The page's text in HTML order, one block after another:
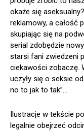
okaże się
reklamowy, a całość
skupiając się na
serial zdobędzie
starsi fani zwiedzeni
ciekawości zobaczę.
uczyły się o seksie
no to jak to tak”…
Ilustracje w tekście
legalnie obejrzeć